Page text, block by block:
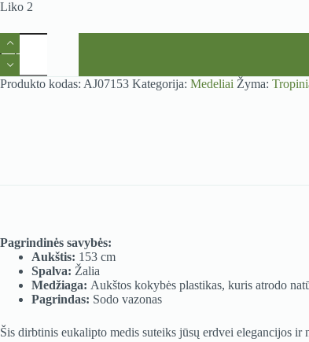
Liko 2
produkto
kiekis:
Eukaliptas
(153cm)
Produkto kodas: AJ07153 Kategorija: Medeliai Žyma:
Pagrindinės savybės:
Aukštis: 153 cm
Spalva: Žalia
Medžiaga: Aukštos kokybės plastikas, kuris atrodo
Pagrindas: Sodo vazonas
Šis dirbtinis eukalipto medis suteiks jūsų erdvei elegancijos